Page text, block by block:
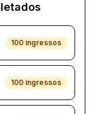
100 ingressos
100 ingressos